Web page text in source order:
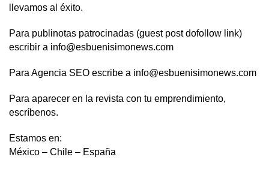
llevamos al éxito.
Para publinotas patrocinadas (guest post dofollow link)
escribir a info@esbuenisimonews.com
Para Agencia SEO escribe a info@esbuenisimonews.com
Para aparecer en la revista con tu emprendimiento,
escríbenos.
Estamos en:
México – Chile – España